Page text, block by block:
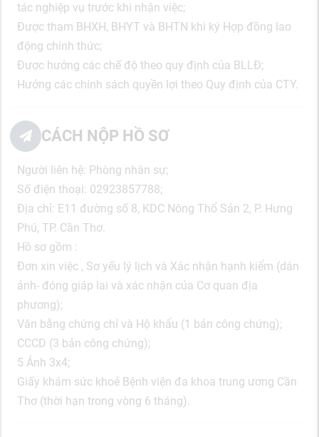
tác nghiệp vụ trước khi nhận việc;
Được tham BHXH, BHYT và BHTN khi ký Hợp đồng lao
động chính thức;
Được hưởng các chế độ theo quy định của BLLĐ;
Hưởng các chính sách quyền lợi theo Quy định của CTY.
CÁCH NỘP HỒ SƠ
Người liên hệ: Phòng nhân sự;
Số điện thoại: 02923857788;
Địa chỉ: E11 đường số 8, KDC Nông Thổ Sản 2, P. Hưng
Phú, TP. Cần Thơ.
Hồ sơ gồm :
Đơn xin việc , Sơ yếu lý lịch và Xác nhận hạnh kiểm (dán
ảnh- đóng giáp lai và xác nhận của Cơ quan địa
phương);
Văn bằng chứng chỉ và Hộ khẩu (1 bản công chứng);
CCCD (3 bản công chứng);
5 Ảnh 3x4;
Giấy khám sức khoẻ Bệnh viện đa khoa trung ương Cần
Thơ (thời hạn trong vòng 6 tháng).